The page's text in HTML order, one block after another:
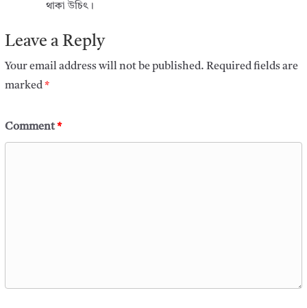
থাকা উচিৎ।
Leave a Reply
Your email address will not be published. Required fields are
marked*
Comment*